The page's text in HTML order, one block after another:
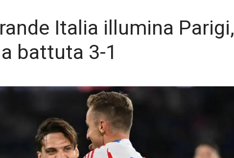
Italia illumina Parigi,
battuta 3-1